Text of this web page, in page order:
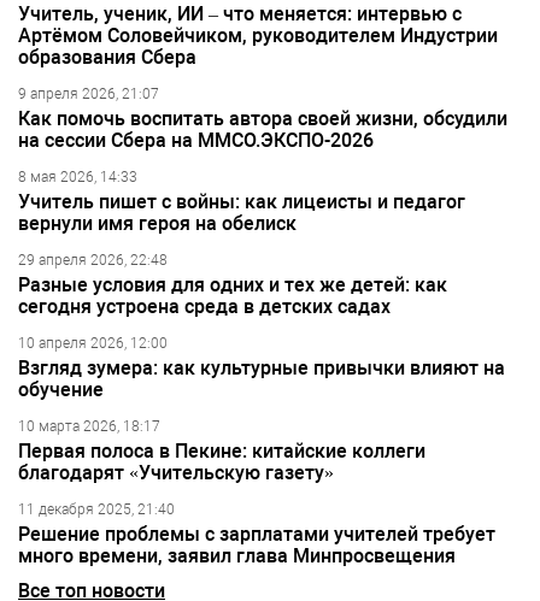
Учитель, ученик, ИИ – что меняется: интервью с
Артёмом Соловейчиком, руководителем Индустрии
образования Сбера
9 апреля 2026, 21:07
Как помочь воспитать автора своей жизни, обсудили
на сессии Сбера на ММСО.ЭКСПО-2026
8 мая 2026, 14:33
Учитель пишет с войны: как лицеисты и педагог
вернули имя героя на обелиск
29 апреля 2026, 22:48
Разные условия для одних и тех же детей: как
сегодня устроена среда в детских садах
10 апреля 2026, 12:00
Взгляд зумера: как культурные привычки влияют на
обучение
10 марта 2026, 18:17
Первая полоса в Пекине: китайские коллеги
благодарят «Учительскую газету»
11 декабря 2025, 21:40
Решение проблемы с зарплатами учителей требует
много времени, заявил глава Минпросвещения
Все топ новости